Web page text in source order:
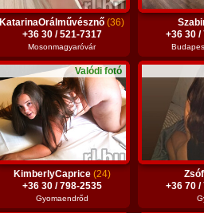
KatarinaOrálművésznő(36)
+36 30 / 521-7317
Mosonmagyaróvár
+36 30 /
Valódi fotó
KimberlyCaprice (24)
+36 30 / 798-2535
Gyomaendrőd
+36 70 /